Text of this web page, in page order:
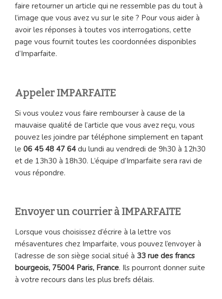
faire retourner un article qui ne ressemble pas du tout à
l’image que vous avez vu sur le site ? Pour vous aider à
avoir les réponses à toutes vos interrogations, cette
page vous fournit toutes les coordonnées disponibles
d’Imparfaite.
Appeler IMPARFAITE
Si vous voulez vous faire rembourser à cause de la
mauvaise qualité de l’article que vous avez reçu, vous
pouvez les joindre par téléphone simplement en tapant
le 06 45 48 47 64du lundi au vendredi de 9h30 à 12h30
et de 13h30 à 18h30. L’équipe d’Imparfaite sera ravi de
vous répondre.
Envoyer un courrier à IMPARFAITE
Lorsque vous choisissez d’écrire à la lettre vos
mésaventures chez Imparfaite, vous pouvez l’envoyer à
l’adresse de son siège social situé à 33 rue des francs
bourgeois, 75004 Paris, France. Ils pourront donner suite
à votre recours dans les plus brefs délais.